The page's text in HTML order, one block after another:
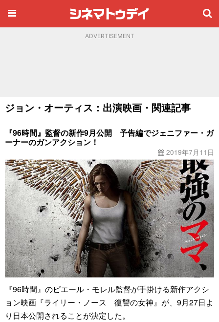
ADVERTISEMENT
ジョン・オーティス：出演映画・関連記事
『96時間』監督の新作9月公開 予告編でジェニファー・ガ
ーナーのガンアクション！
2019年7月11日
『96時間』のピエール・モレル監督が手掛ける新作アクシ
ョン映画『ライリー・ノース 復讐の女神』が、9月27日よ
り日本公開されることが決定した。